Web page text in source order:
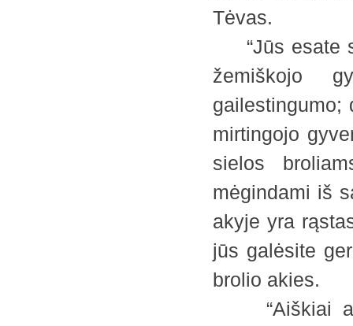
Tėvas.
“Jūs esate
žemiškojo
mirtingojo
sielos
mėgindami iš
akyje yra
jūs galėsite
brolio akies.
“Aiškiai